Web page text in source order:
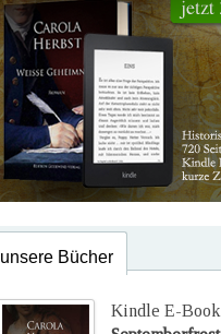
unsere Bücher
Kindle E-Book